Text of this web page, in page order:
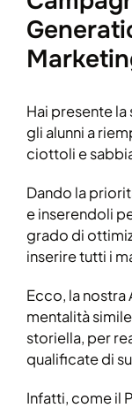
Hai presente
gli alunni a
ciottoli e
Dando la
e inserendoli
grado di
inserire tutti i
Ecco, la
mentalità
storiella, per
qualificate di
Infatti, come il